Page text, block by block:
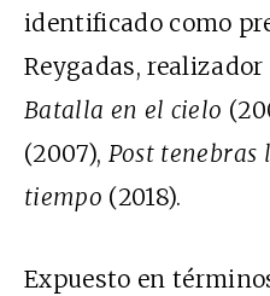
identificado como
Reygadas, realizador
Batalla en el cielo
(2007), Post tenebras
tiempo (2018).
Expuesto en